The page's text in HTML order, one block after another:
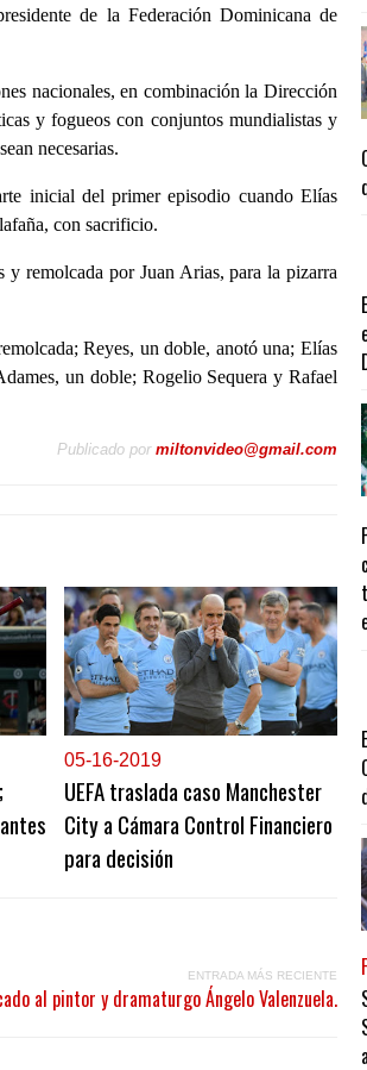
de la Federación Dominicana de
nacionales, en combinación la Dirección
y fogueos con conjuntos mundialistas y
necesarias.
inicial del primer episodio cuando Elías
con sacrificio.
remolcada por Juan Arias, para la pizarra
Reyes, un doble, anotó una; Elías
un doble; Rogelio Sequera y Rafael
Publicado por miltonvideo@gmail.com
05-16-2019
UEFA traslada caso Manchester
City a Cámara Control Financiero
para decisión
ENTRADA MÁS RECIENTE
al pintor y dramaturgo Ángelo Valenzuela.